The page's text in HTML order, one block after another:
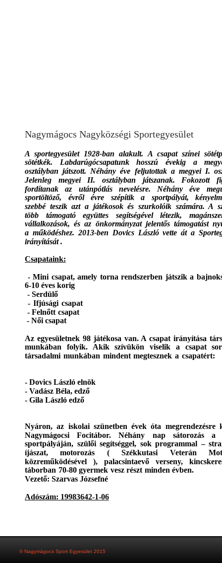
© Nagymágocs Sport Egyesület 2015
Nagymágocs Nagyközségi Sportegyesület
A sportegyesület 1928-ban alakult. A csapat színei
sötétkék. Labdarúgócsapatunk hosszú évekig a
osztályban játszott. Néhány éve feljutottak a megyei I.
Jelenleg megyei II. osztályban játszanak. Fokozott
fordítanak az utánpótlás nevelésre. Néhány éve
sportöltöző, évről évre szépítik a sportpályát,
szebbé teszik azt a játékosok és szurkolóik számára. A
több támogató együttes segítségével létezik,
vállalkozások, és az önkormányzat jelentős támogatást
a működéshez. 2013-ben Dovics László vette át a
irányítását .
Csapataink:
- Mini csapat, amely torna rendszerben játszik a
6-10 éves korig
- Serdülő
- Ifjúsági csapat
- Felnőtt csapat
- Női csapat
Az egyesületnek 98 játékosa van. A csapat irányítása
munkában folyik. Akik szívükön viselik a csapat
társadalmi munkában mindent megtesznek a csapatért:
- Dovics László elnök
- Vadász Béla, edző
- Gila László edző
Nyáron, az iskolai szünetben évek óta megrendezésre
Nagymágocsi Focitábor. Néhány nap sátorozás a
sportpályáján, szülői segítséggel, sok programmal –
íjászat, motorozás ( Székkutasi Veterán
közreműködésével ), palacsintaevő verseny,
táborban 70-80 gyermek vesz részt minden évben.
Vezető: Szarvas Józsefné
Adószám: 19983642-1-06